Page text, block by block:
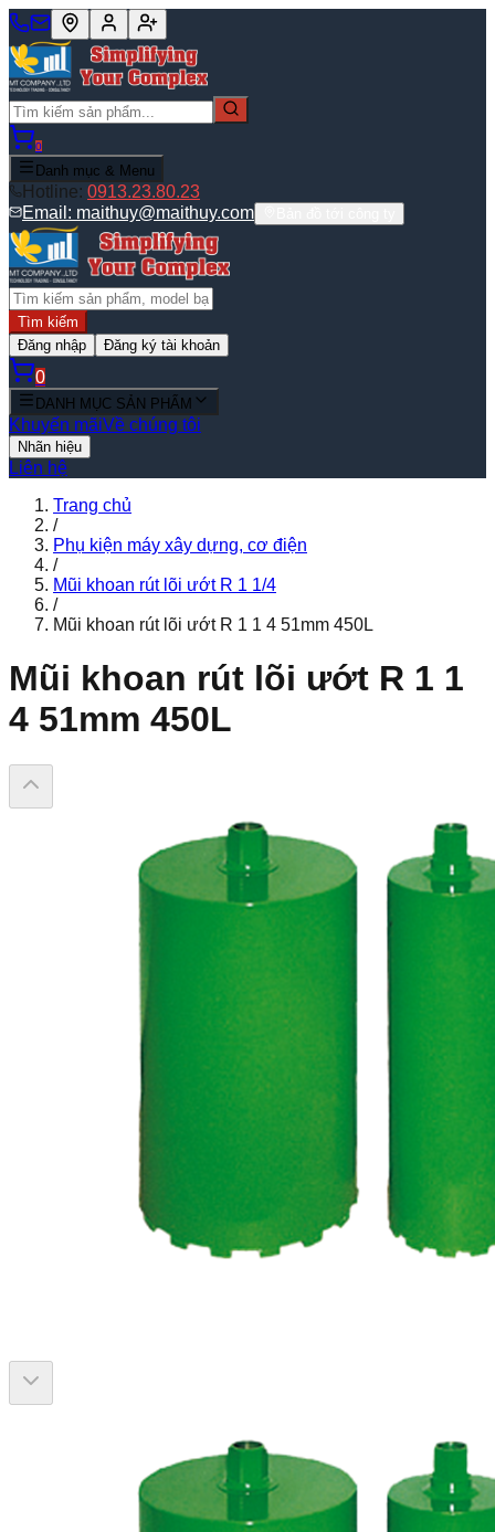
0
Danh mục & Menu
Hotline: 0913.23.80.23
Email: maithuy@maithuy.com
Tìm kiếm
Đăng nhập
Đăng ký tài khoản
0
DANH MỤC SẢN PHẨM
Khuyến mãiVề chúng tôi
Nhãn hiệu
Liên hệ
Trang chủ
/
Phụ kiện máy xây dựng, cơ điện
/
Mũi khoan rút lõi ướt R 1 1/4
/
Mũi khoan rút lõi ướt R 1 1 4 51mm 450L
Mũi khoan rút lõi ướt R 1 1
4 51mm 450L